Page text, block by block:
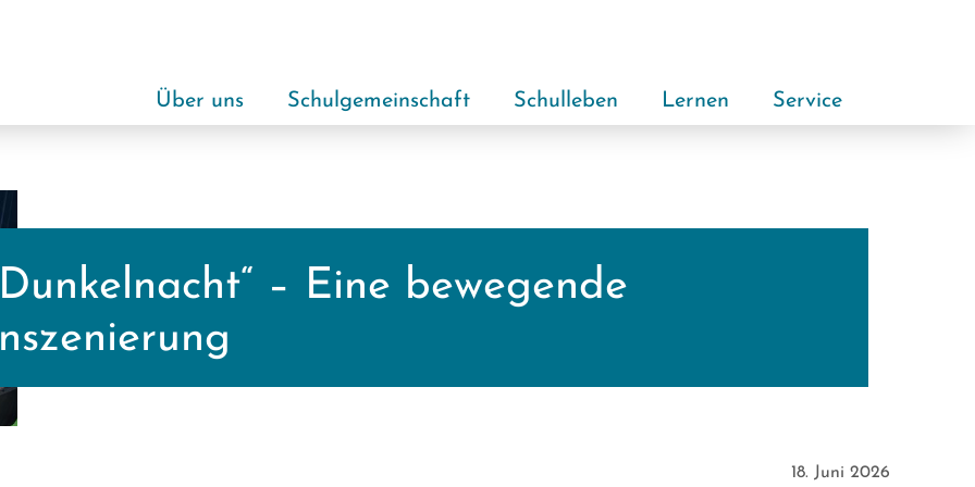
Über uns Schulgemeinschaft Schulleben Lernen Service
– Eine bewegende
18. Juni 2026